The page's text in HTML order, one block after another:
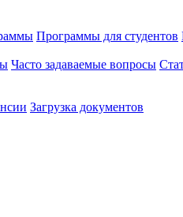
Программы для студентов
Часто задаваемые вопросы
Загрузка документов